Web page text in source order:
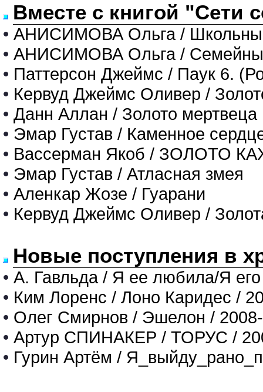
Вместе с книгой "Сети
• АНИСИМОВА Ольга /
• АНИСИМОВА Ольга /
• Паттерсон Джеймс / Паук 6.
• Кервуд Джеймс Оливер /
• Данн Аллан / Золото мертвеца
• Эмар Густав / Каменное
• Вассерман Якоб / ЗОЛОТО
• Эмар Густав / Атласная змея
• Аленкар Жозе / Гуарани
• Кервуд Джеймс Оливер /
Новые поступления в
• А. Гавльда / Я ее любила/Я
• Ким Лоренс / Лоно Каридес /
• Олег Смирнов / Эшелон /
• Артур СПИНАКЕР / ТОРУС /
• Гурин Артём /